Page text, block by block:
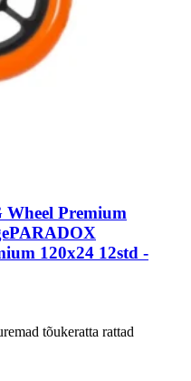
Premium
PARADOX
120x24 12std -
tõukeratta rattad